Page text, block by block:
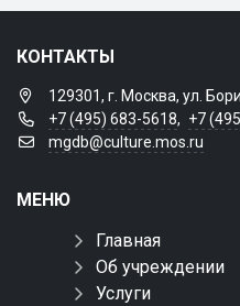
КОНТАКТЫ
129301, г. Москва, ул.
+7 (495) 683-5618, +7
mgdb@culture.mos.ru
МЕНЮ
Главная
Об учреждении
Услуги